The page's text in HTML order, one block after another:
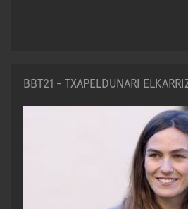
BBT21 - TXAPELDUNARI